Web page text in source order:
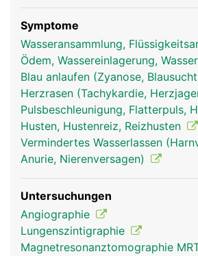
lungenvenen mann
Symptome
Wasseransammlung,
Ödem, Wassereinlagerung,
Blau anlaufen (Zyanose,
Herzrasen (Tachykardie,
Pulsbeschleunigung, Flatterpuls,
Husten, Hustenreiz, Reizhusten
Vermindertes Wasserlassen
Anurie, Nierenversagen)
Untersuchungen
Angiographie
Lungenszintigraphie
Magnetresonanztomographie